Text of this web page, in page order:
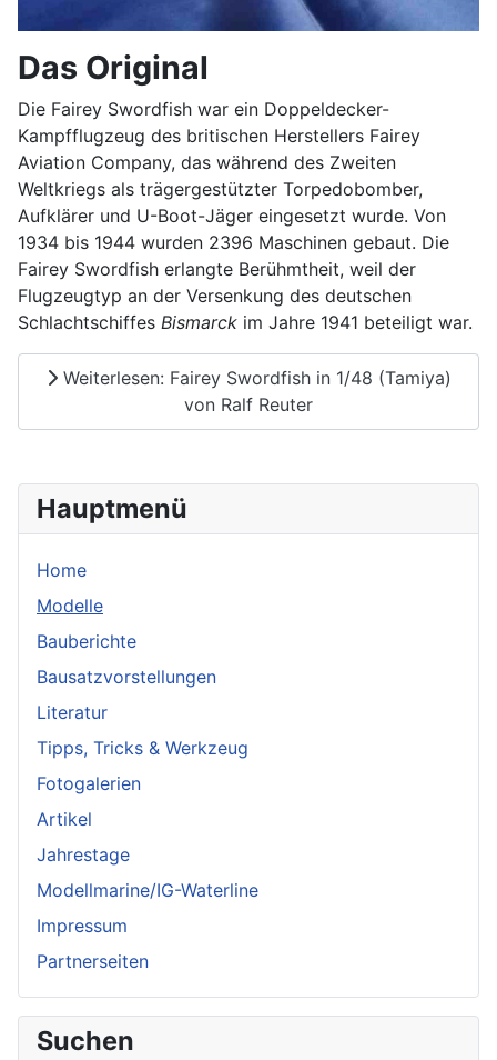
Hauptmenü
Home
Modelle
Bauberichte
Bausatzvorstellungen
Literatur
Tipps, Tricks & Werkzeug
Fotogalerien
Artikel
Jahrestage
Modellmarine/IG-Waterline
Impressum
Partnerseiten
Suchen
Das Original
Die Fairey Swordfish war ein Doppeldecker-
Kampfflugzeug des britischen Herstellers Fairey
Aviation Company, das während des Zweiten
Weltkriegs als trägergestützter Torpedobomber,
Aufklärer und U-Boot-Jäger eingesetzt wurde. Von
1934 bis 1944 wurden 2396 Maschinen gebaut. Die
Fairey Swordfish erlangte Berühmtheit, weil der
Flugzeugtyp an der Versenkung des deutschen
Schlachtschiffes Bismarck im Jahre 1941 beteiligt war.
Weiterlesen: Fairey Swordfish in 1/48 (Tamiya)
von Ralf Reuter